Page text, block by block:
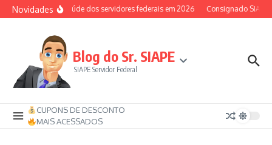
Ir para o conteúdo
NovidadesAuxílio-saúde dos servidores federais em 2026 Consignado SIAPE
Blog do Sr. SIAPE
SIAPE Servidor Federal
CUPONS DE DESCONTO
MAIS ACESSADOS